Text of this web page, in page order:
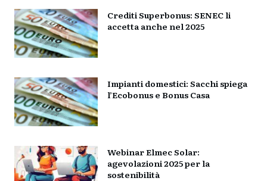
Crediti Superbonus: SENEC li
accetta anche nel 2025
Impianti domestici: Sacchi spiega
l’Ecobonus e Bonus Casa
Webinar Elmec Solar:
agevolazioni 2025 per la
sostenibilità